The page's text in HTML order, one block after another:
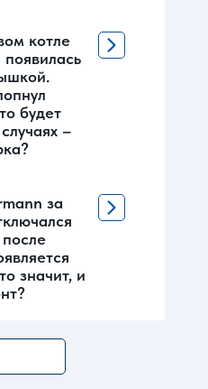
котле
будет
–
за
значит, и